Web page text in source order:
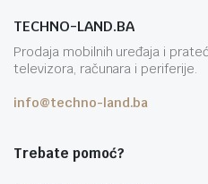
TECHNO-LAND.BA
Prodaja mobilnih uređaja i
televizora, računara i periferije.
info@techno-land.ba
Trebate pomoć?